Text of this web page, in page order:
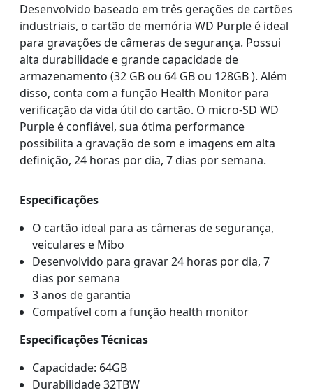
Desenvolvido baseado em três gerações de cartões
industriais, o cartão de memória WD Purple é ideal
para gravações de câmeras de segurança. Possui
alta durabilidade e grande capacidade de
armazenamento (32 GB ou 64 GB ou 128GB ). Além
disso, conta com a função Health Monitor para
verificação da vida útil do cartão. O micro-SD WD
Purple é confiável, sua ótima performance
possibilita a gravação de som e imagens em alta
definição, 24 horas por dia, 7 dias por semana.
Especificações
O cartão ideal para as câmeras de segurança,
veiculares e Mibo
Desenvolvido para gravar 24 horas por dia, 7
dias por semana
3 anos de garantia
Compatível com a função health monitor
Especificações Técnicas
Capacidade: 64GB
Durabilidade 32TBW